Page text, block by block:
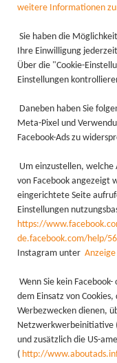
weitere Informationen
Sie haben die
Ihre Einwilligung
Über die "Cookie-
Einstellungen
Daneben haben Sie
Meta-Pixel und
Facebook-Ads zu
Um einzustellen,
von Facebook angezeigt
eingerichtete Seite
Einstellungen
https://
de.facebook.com/help/
Instagram unter
Wenn Sie kein
dem Einsatz von
Werbezwecken dienen,
Netzwerkwerbeinitiative
und zusätzlich die US-
( http://